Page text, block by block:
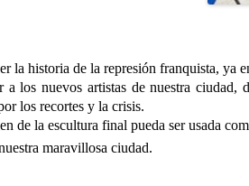
la historia de la represión franquista, ya
a los nuevos artistas de nuestra ciudad,
los recortes y la crisis.
de la escultura final pueda ser usada
maravillosa ciudad.